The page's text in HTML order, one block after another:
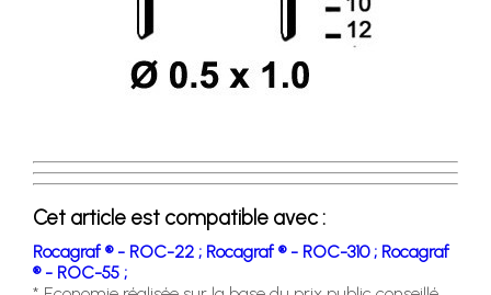
Cet article est compatible avec :
Rocagraf ® - ROC-22 ; Rocagraf ® - ROC-310 ; Rocagraf
® - ROC-55 ;